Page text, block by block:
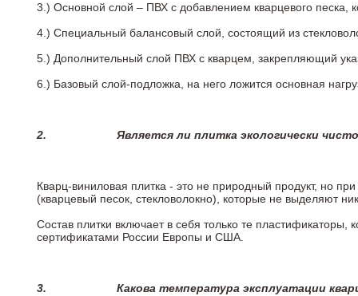
3.) Основной слой – ПВХ с добавлением кварцевого песка,
4.) Специальный балансовый слой, состоящий из
5.) Дополнительный слой ПВХ с кварцем, закрепляющий
6.) Базовый слой-подложка, на него ложится основная
2. Является ли плитка экологически
Кварц-виниловая плитка - это не природный продукт, но
(кварцевый песок, стекловолокно), которые не выделяют
Состав плитки включает в себя только те
сертификатами России Европы и США.
3. Какова температура эксплуатации